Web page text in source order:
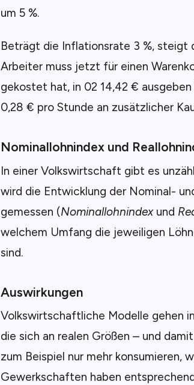
um 5 %.
Beträgt die Inflationsrate 3 %, steigt
Arbeiter muss jetzt für einen
gekostet hat, in 02 14,42 €
0,28 € pro Stunde an zusätzlicher
Nominallohnindex und
In einer Volkswirtschaft gibt es
wird die Entwicklung der Nominal-
gemessen (Nominallohnindexund
welchem Umfang die jeweiligen
sind.
Auswirkungen
Volkswirtschaftliche Modelle gehen
die sich an realen Größen – und
zum Beispiel nur mehr konsumieren,
Gewerkschaften haben